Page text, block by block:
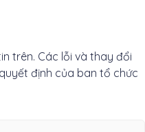
trên. Các lỗi và thay đổi
định của ban tổ chức